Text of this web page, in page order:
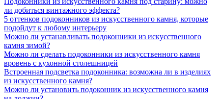
ли добиться винтажного эффекта?
5 оттенков подоконников из искусственного камня, которые
подойдут к любому интерьеру
Можно ли устанавливать подоконники из искусственного
камня зимой?
Можно ли сделать подоконники из искусственного камня
вровень с кухонной столешницей
Встроенная подсветка подоконника: возможна ли в изделиях
из искусственного камня?
Можно ли установить подоконник из искусственного камня